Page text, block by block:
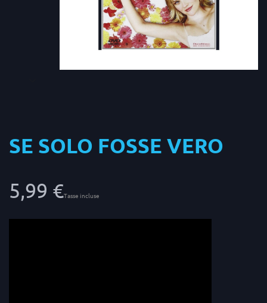
SE SOLO FOSSE VERO
5,99 €Tasse incluse